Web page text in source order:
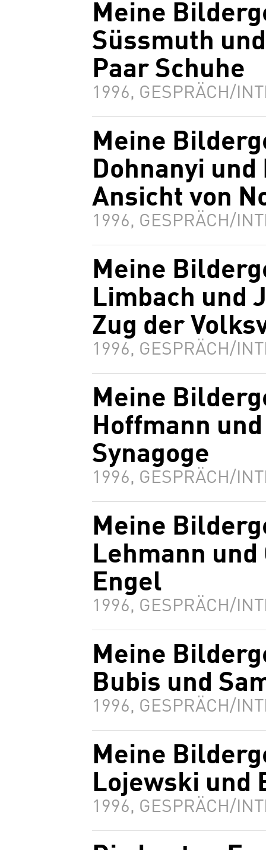
Meine
Süssmuth
Paar Schuhe
1996, GESPRÄCH/
Meine
Dohnanyi
Ansicht von
1996, GESPRÄCH/
Meine
Limbach und
Zug der
1996, GESPRÄCH/
Meine
Hoffmann
Synagoge
1996, GESPRÄCH/
Meine
Lehmann und
Engel
1996, GESPRÄCH/
Meine
Bubis und
1996, GESPRÄCH/
Meine
Lojewski und
1996, GESPRÄCH/